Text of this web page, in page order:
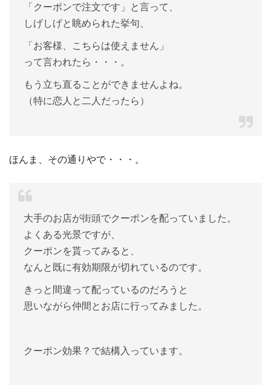
「クーポンで注文です」と言って、
しげしげと眺められた挙句、
「お客様、こちらは使えません」
って言われたら・・・。
もう立ち直ることができませんよね。
（特に恋人と二人だったら）
ほんま、その通りやで・・・。
大手のお店が街頭でクーポンを配っていました。
よくある光景ですが、
クーポンを貰ってみると、
なんと既に有効期限が切れているのです。
きっと間違って配っているのだろうと
思いながら仲間とお店に行ってみました。
クーポン効果？で結構入っています。